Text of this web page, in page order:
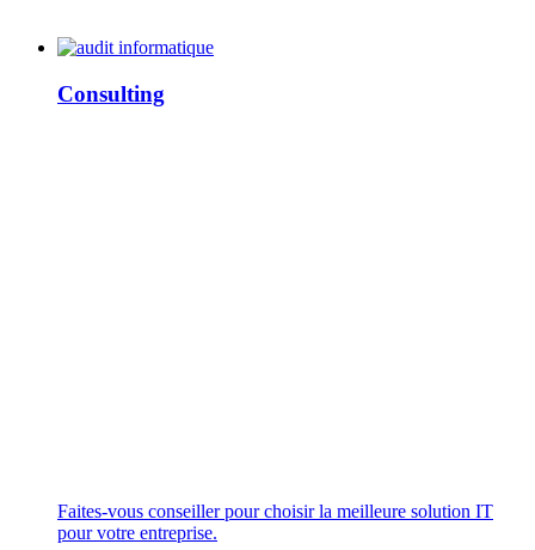
Consulting
Faites-vous conseiller pour choisir la meilleure solution IT
pour votre entreprise.